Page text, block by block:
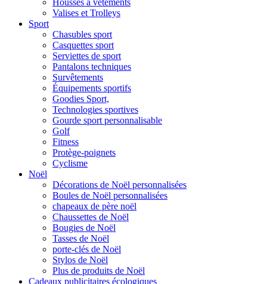
Valises et Trolleys
Sport
Chasubles sport
Casquettes sport
Serviettes de sport
Pantalons techniques
Survêtements
Équipements sportifs
Goodies Sport,
Technologies sportives
Gourde sport personnalisable
Golf
Fitness
Protège-poignets
Cyclisme
Noël
Décorations de Noël personnalisées
Boules de Noël personnalisées
chapeaux de père noël
Chaussettes de Noël
Bougies de Noël
Tasses de Noël
porte-clés de Noël
Stylos de Noël
Plus de produits de Noël
Cadeaux publicitaires écologiques